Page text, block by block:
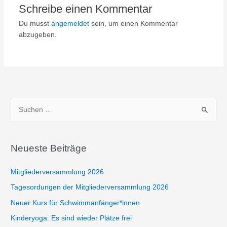
Schreibe einen Kommentar
Du musst angemeldetsein, um einen Kommentar
abzugeben.
h
n
n
a
Neueste Beiträge
Mitgliederversammlung 2026
Tagesordungen der Mitgliederversammlung 2026
Neuer Kurs für Schwimmanfänger*innen
Kinderyoga: Es sind wieder Plätze frei